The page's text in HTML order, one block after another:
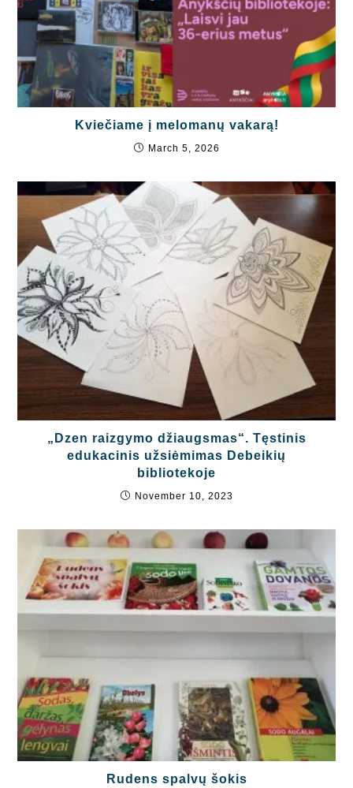
Kviečiame į melomanų vakarą!
March 5, 2026
„Dzen raizgymo džiaugsmas“. Tęstinis
edukacinis užsiėmimas Debeikių
bibliotekoje
November 10, 2023
Rudens spalvų šokis